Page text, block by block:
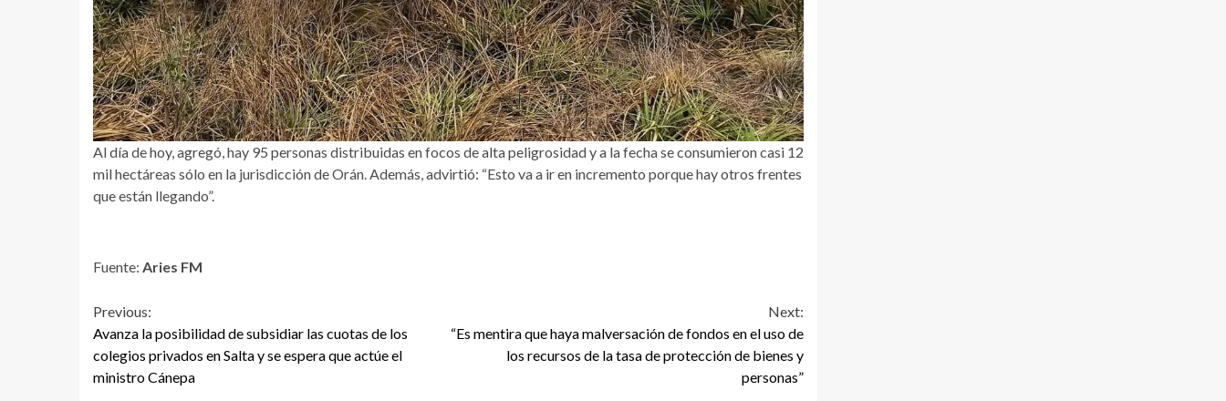
Al día de hoy, agregó, hay 95 personas distribuidas en focos de alta peligrosidad y a la fecha se consumieron casi 12
mil hectáreas sólo en la jurisdicción de Orán. Además, advirtió: “Esto va a ir en incremento porque hay otros frentes
que están llegando”.
Fuente: Aries FM
Continue
Reading
Previous:
Avanza la posibilidad de subsidiar las cuotas de los
colegios privados en Salta y se espera que actúe el
ministro Cánepa
Next:
“Es mentira que haya malversación de fondos en el uso de
los recursos de la tasa de protección de bienes y
personas”